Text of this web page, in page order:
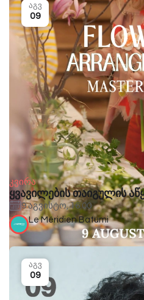
კვირა
ყვავილების თაიგულის
9 აგვისტო, 16:00
აგვ
09
Le Méridien Batumi
აგვ
09